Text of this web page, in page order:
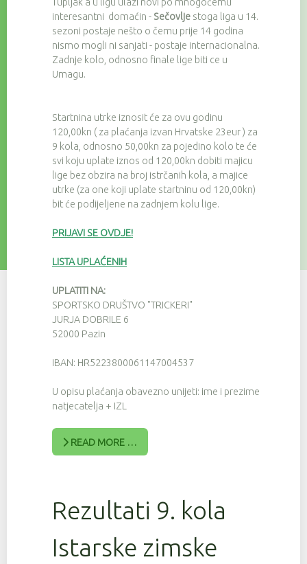
interesantni domaćin - Sečovlje stoga liga u 14.
sezoni postaje nešto o čemu prije 14 godina
nismo mogli ni sanjati - postaje internacionalna.
Zadnje kolo, odnosno finale lige biti ce u
Umagu.
Startnina utrke iznosit će za ovu godinu
120,00kn ( za plaćanja izvan Hrvatske 23eur ) za
9 kola, odnosno 50,00kn za pojedino kolo te će
svi koju uplate iznos od 120,00kn dobiti majicu
lige bez obzira na broj istrčanih kola, a majice
utrke (za one koji uplate startninu od 120,00kn)
bit će podijeljene na zadnjem kolu lige.
PRIJAVI SE OVDJE!
LISTA UPLAĆENIH
UPLATITI NA:
SPORTSKO DRUŠTVO "TRICKERI"
JURJA DOBRILE 6
52000 Pazin
IBAN: HR5223800061147004537
U opisu plaćanja obavezno unijeti: ime i prezime
natjecatelja + IZL
READ MORE …
Rezultati 9. kola
Istarske zimske